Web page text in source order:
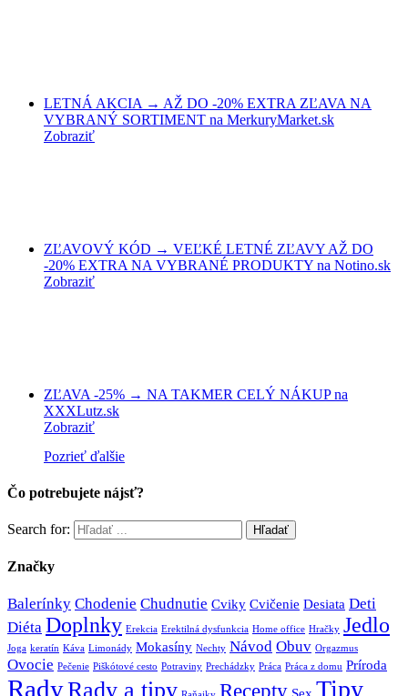
LETNÁ AKCIA → AŽ DO -20% EXTRA ZĽAVA NA
VYBRANÝ SORTIMENT na MerkuryMarket.sk
Zobraziť
ZĽAVOVÝ KÓD → VEĽKÉ LETNÉ ZĽAVY AŽ DO
-20% EXTRA NA VYBRANÉ PRODUKTY na Notino.sk
Zobraziť
ZĽAVA -25% → NA TAKMER CELÝ NÁKUP na
XXXLutz.sk
Zobraziť
Pozrieť ďalšie
Čo potrebujete nájsť?
Search for:
Značky
Balerínky Chodenie Chudnutie Cviky Cvičenie Desiata Deti
Diéta Doplnky Erekcia Erektilná dysfunkcia Home office Hračky Jedlo
Joga keratín Káva Limonády Mokasíny Nechty Návod Obuv Orgazmus
Ovocie Pečenie Piškótové cesto Potraviny Prechádzky Práca Práca z domu Príroda
RadyRady a tipy Recepty Sex Tipy